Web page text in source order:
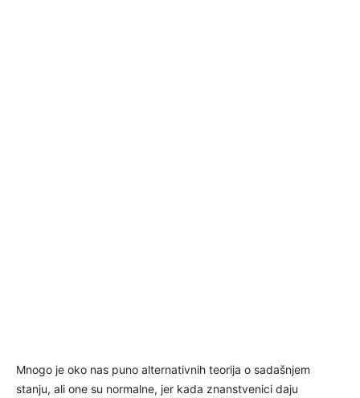
Mnogo je oko nas puno alternativnih teorija o sadašnjem
stanju, ali one su normalne, jer kada znanstvenici daju